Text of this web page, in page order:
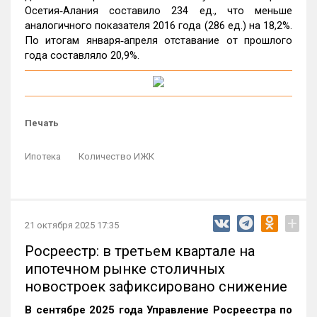
Осетия‑Алания составило 234 ед., что меньше
аналогичного показателя 2016 года (286 ед.) на 18,2%.
По итогам января‑апреля отставание от прошлого
года составляло 20,9%.
Печать
Ипотека Количество ИЖК
21 октября 2025 17:35 +
Росреестр: в третьем квартале на
ипотечном рынке столичных
новостроек зафиксировано снижение
В сентябре 2025 года Управление Росреестра по